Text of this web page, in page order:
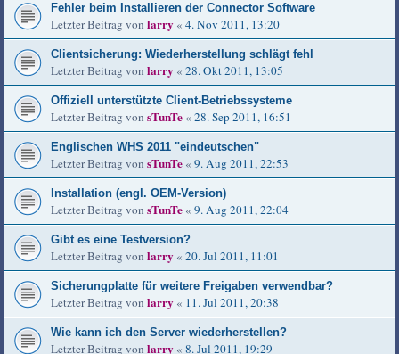
Fehler beim Installieren der Connector Software
Letzter Beitrag von larry « 4. Nov 2011, 13:20
Clientsicherung: Wiederherstellung schlägt fehl
Letzter Beitrag von larry « 28. Okt 2011, 13:05
Offiziell unterstützte Client-Betriebssysteme
Letzter Beitrag von sTunTe « 28. Sep 2011, 16:51
Englischen WHS 2011 "eindeutschen"
Letzter Beitrag von sTunTe « 9. Aug 2011, 22:53
Installation (engl. OEM-Version)
Letzter Beitrag von sTunTe « 9. Aug 2011, 22:04
Gibt es eine Testversion?
Letzter Beitrag von larry « 20. Jul 2011, 11:01
Sicherungplatte für weitere Freigaben verwendbar?
Letzter Beitrag von larry « 11. Jul 2011, 20:38
Wie kann ich den Server wiederherstellen?
Letzter Beitrag von larry « 8. Jul 2011, 19:29